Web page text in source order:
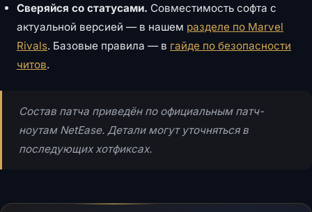
Сверяйся со статусами. Совместимость софта с
актуальной версией — в нашем разделе по Marvel
Rivals. Базовые правила — в гайде по безопасности
читов.
Состав патча приведён по официальным патч-
ноутам NetEase. Детали могут уточняться в
последующих хотфиксах.